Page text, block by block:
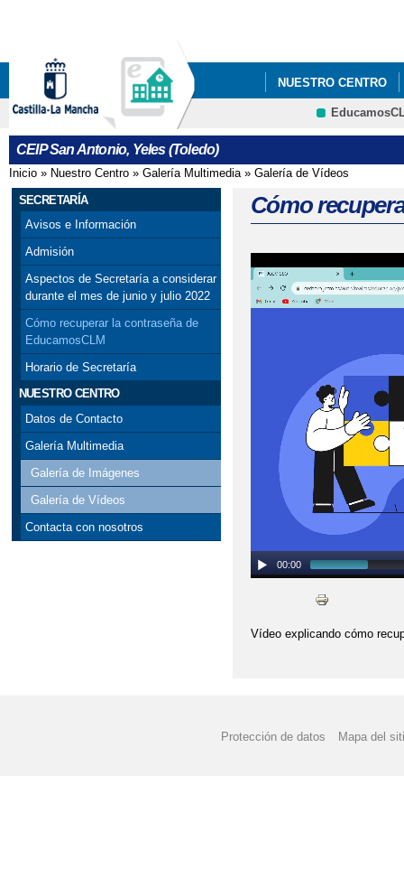
NUESTRO CENTRO
ECOESCUELAS
ADMISIÓN DE
EVALUACIÓN DEL
CEIP San Antonio, Yeles (Toledo)
Se encuentra usted aquí
Inicio » Nuestro Centro » Galería Multimedia» Galería de Vídeos
SECRETARÍA
Avisos e Información
Admisión
Aspectos de Secretaría a considerar
durante el mes de junio y julio 2022
Cómo recuperar la contraseña de
EducamosCLM
Horario de Secretaría
NUESTRO CENTRO
Datos de Contacto
Galería Multimedia
Galería de Imágenes
Galería de Vídeos
Contacta con nosotros
Cómo
00:00
Vídeo explicando cómo
Protección de datos Mapa del